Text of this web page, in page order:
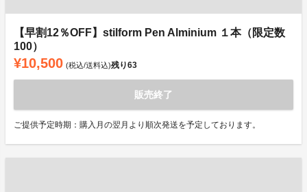
【早割12％OFF】stilform Pen Alminium １本（限定数
100）
¥10,500 (税込/送料込)残り63
販売終了
ご提供予定時期：購入月の翌月より順次発送を予定しております。